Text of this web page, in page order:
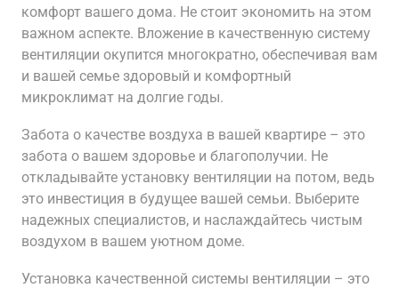
комфорт вашего дома. Не стоит экономить на этом
важном аспекте. Вложение в качественную систему
вентиляции окупится многократно, обеспечивая вам
и вашей семье здоровый и комфортный
микроклимат на долгие годы.
Забота о качестве воздуха в вашей квартире – это
забота о вашем здоровье и благополучии. Не
откладывайте установку вентиляции на потом, ведь
это инвестиция в будущее вашей семьи. Выберите
надежных специалистов, и наслаждайтесь чистым
воздухом в вашем уютном доме.
Установка качественной системы вентиляции – это